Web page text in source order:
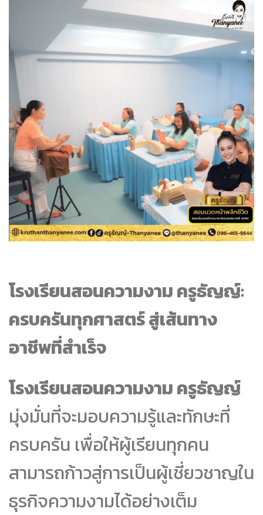
โรงเรียนสอนความงาม ครูธัญญ์:
ครบครันทุกศาสตร์ สู่เส้นทาง
อาชีพที่สำเร็จ
โรงเรียนสอนความงาม ครูธัญญ์
มุ่งมั่นที่จะมอบความรู้และทักษะที่
ครบครัน เพื่อให้ผู้เรียนทุกคน
สามารถก้าวสู่การเป็นผู้เชี่ยวชาญใน
ธุรกิจความงามได้อย่างเต็ม